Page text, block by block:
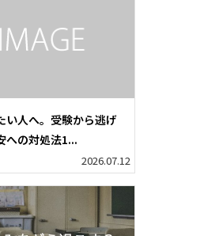
い人へ。受験から逃げ
への対処法1...
2026.07.12